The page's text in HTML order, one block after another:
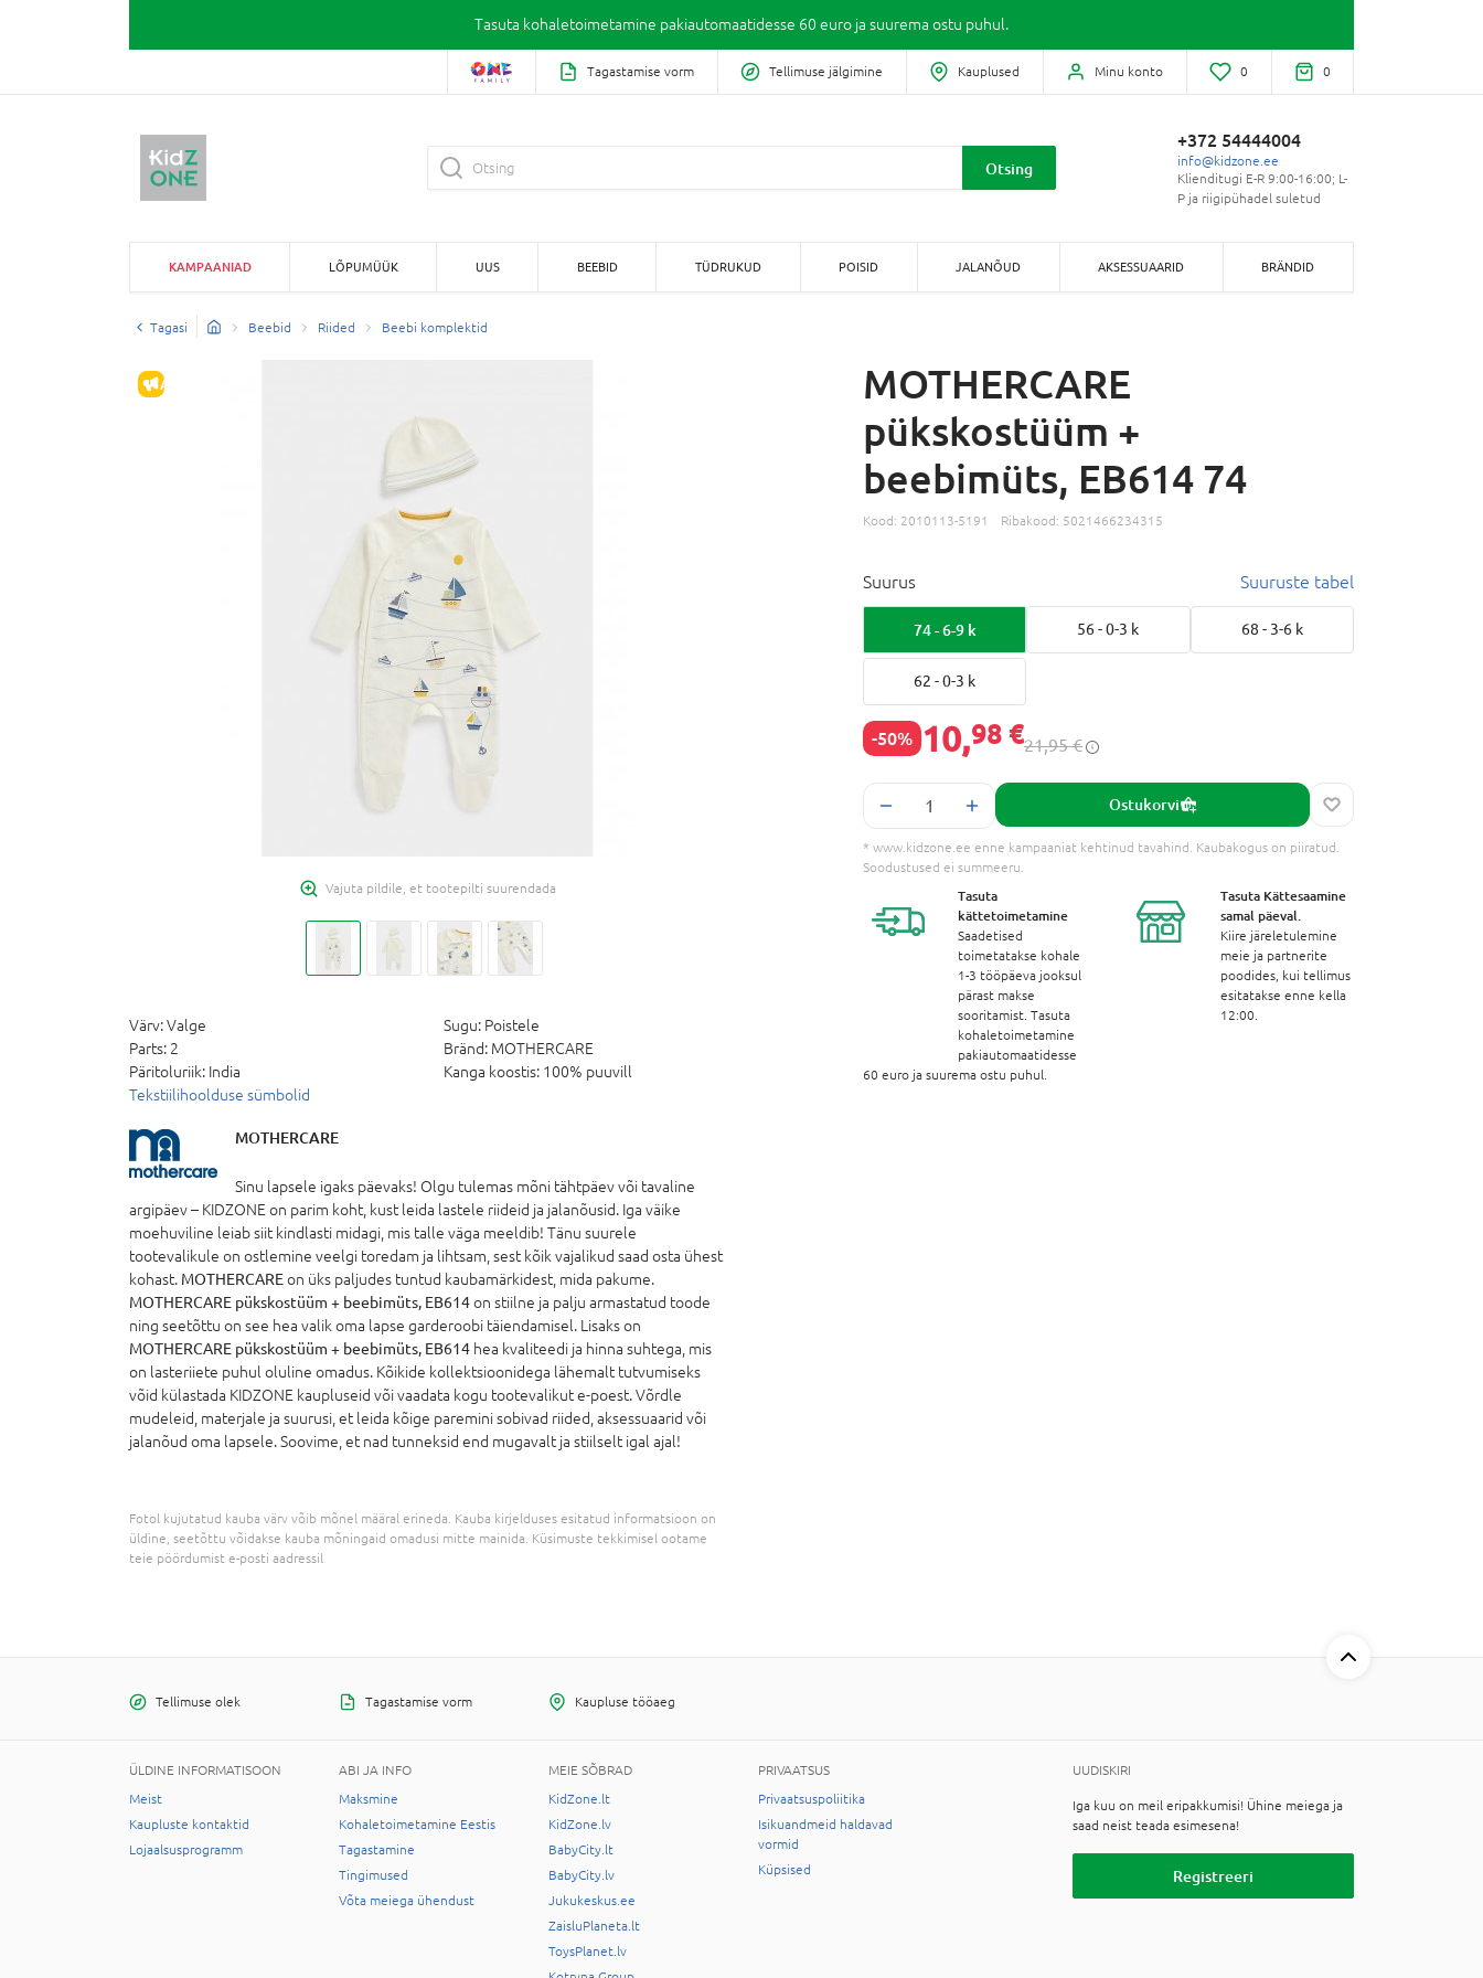
Tasuta kohaletoimetamine pakiautomaatidesse 60 euro ja suurema ostu puhul.
Tagastamise vorm Tellimuse jälgimine Kauplused Minu konto 0 0
Otsing
+372 54444004
info@kidzone.ee
Klienditugi E-R 9:00-16:00; L-
P ja riigipühadel suletud
KAMPAANIAD LÕPUMÜÜK UUS BEEBID TÜDRUKUD POISID JALANÕUD AKSESSUAARID BRÄNDID
Tagasi Beebid Riided Beebi komplektid
ALLAHINDLUS
Vajuta pildile, et tootepilti suurendada
Värv:Valge Sugu: Poistele
Parts: 2 Bränd: MOTHERCARE
Päritoluriik: India Kanga koostis: 100% puuvill
Tekstiilihoolduse sümbolid
MOTHERCARE
Sinu lapsele igaks päevaks! Olgu tulemas mõni tähtpäev või tavaline
argipäev – KIDZONE on parim koht, kust leida lastele riideid ja jalanõusid. Iga väike
moehuviline leiab siit kindlasti midagi, mis talle väga meeldib! Tänu suurele
tootevalikule on ostlemine veelgi toredam ja lihtsam, sest kõik vajalikud saad osta ühest
kohast. MOTHERCAREon üks paljudes tuntud kaubamärkidest, mida pakume.
MOTHERCARE pükskostüüm + beebimüts, EB614on stiilne ja palju armastatud toode
ning seetõttu on see hea valik oma lapse garderoobi täiendamisel. Lisaks on
MOTHERCARE pükskostüüm + beebimüts, EB614 hea kvaliteedi ja hinna suhtega, mis
on lasteriiete puhul oluline omadus. Kõikide kollektsioonidega lähemalt tutvumiseks
võid külastada KIDZONE kaupluseid või vaadata kogu tootevalikut e-poest. Võrdle
mudeleid, materjale ja suurusi, et leida kõige paremini sobivad riided, aksessuaarid või
jalanõud oma lapsele. Soovime, et nad tunneksid end mugavalt ja stiilselt igal ajal!
Fotol kujutatud kauba värv võib mõnel määral erineda. Kauba kirjelduses esitatud informatsioon on
üldine, seetõttu võidakse kauba mõningaid omadusi mitte mainida. Küsimuste tekkimisel ootame
teie pöördumist e-posti aadressil
MOTHERCARE
pükskostüüm +
beebimüts, EB614 74
Kood: 2010113-5191 Ribakood: 5021466234315
Suurus Suuruste tabel
74 - 6-9 k 56 - 0-3 k 68 - 3-6 k
62 - 0-3 k
-50% 10,98 €21,95 €
Ostukorvi
* www.kidzone.ee enne kampaaniat kehtinud tavahind. Kaubakogus on piiratud.
Soodustused ei summeeru.
Tasuta
kättetoimetamine
Saadetised
toimetatakse kohale
1-3 tööpäeva jooksul
pärast makse
sooritamist. Tasuta
kohaletoimetamine
pakiautomaatidesse
60 euro ja suurema ostu puhul.
Tasuta Kättesaamine
samal päeval.
Kiire järeletulemine
meie ja partnerite
poodides, kui tellimus
esitatakse enne kella
12:00.
Tellimuse olek Tagastamise vorm Kaupluse tööaeg
ÜLDINE INFORMATISOON
Meist
Kaupluste kontaktid
Lojaalsusprogramm
ABI JA INFO
Maksmine
Kohaletoimetamine Eestis
Tagastamine
Tingimused
Võta meiega ühendust
MEIE SÕBRAD
KidZone.lt
KidZone.lv
BabyCity.lt
BabyCity.lv
Jukukeskus.ee
ZaisluPlaneta.lt
ToysPlanet.lv
PRIVAATSUS
Privaatsuspoliitika
Isikuandmeid haldavad
vormid
Küpsised
UUDISKIRI
Iga kuu on meil eripakkumisi! Ühine meiega ja
saad neist teada esimesena!
Registreeri